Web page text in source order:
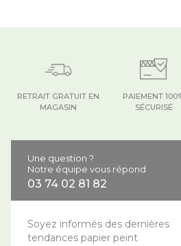
PAIEMENT
SÉCURISÉ
RETRAIT GRATUIT EN
MAGASIN
Une question ?
Notre équipe vous répond
03 74 02 81 82
Soyez informés des dernières
tendances papier peint